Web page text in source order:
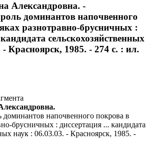
Александровна. -
доминантов напочвенного
разнотравно-брусничных :
сельскохозяйственных
Красноярск, 1985. - 274 с. : ил.
доминантов напочвенного покрова в
брусничных : диссертация ... кандидата
наук : 06.03.03. - Красноярск, 1985. -